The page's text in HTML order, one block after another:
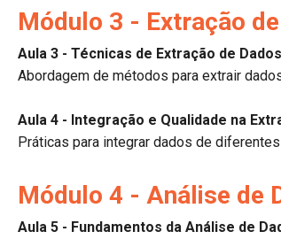
Módulo 3 - Extração
Aula 3 - Técnicas de Extração de
Abordagem de métodos para extrair
Aula 4 - Integração e Qualidade na
Práticas para integrar dados de
Módulo 4 - Análise de
Aula 5 - Fundamentos da Análise de